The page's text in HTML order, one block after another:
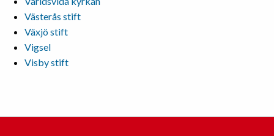
Västerås stift
Växjö stift
Vigsel
Visby stift